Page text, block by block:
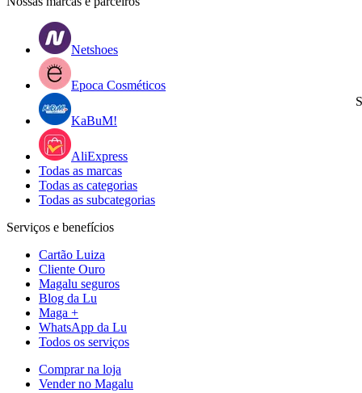
Netshoes
Epoca Cosméticos
KaBuM!
AliExpress
Todas as marcas
Todas as categorias
Todas as subcategorias
Serviços e benefícios
Cartão Luiza
Cliente Ouro
Magalu seguros
Blog da Lu
Maga +
WhatsApp da Lu
Todos os serviços
Comprar na loja
Vender no Magalu